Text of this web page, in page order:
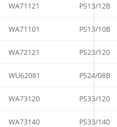
WA71121 PS13/12B
WA71101 PS13/10B
WA72121 PS23/120
WU62081 PS24/08B
WA73120 PS33/120
WA73140 PS33/140